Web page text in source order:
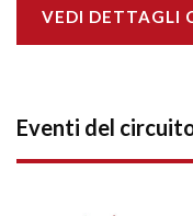
VEDI DETTAGLI
Eventi del